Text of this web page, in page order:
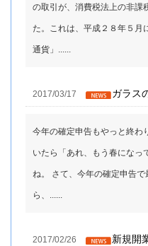
の取引が、消費税法上の非課
た。これは、平成２８年５月
通貨」......
2017/03/17 ガラス
今年の確定申告もやっと終わ
いたら「あれ、もう春になっ
ね。 さて、今年の確定申告
ら、......
2017/02/26 新規開